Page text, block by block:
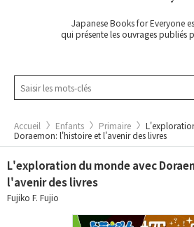
Japanese Books for Everyone
qui présente les ouvrages publiés
Accueil Enfants Primaire
Doraemon: l'histoire et l'avenir des livres
L'exploration du monde avec
l'avenir des livres
Fujiko F. Fujio